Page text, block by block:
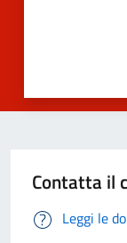
Contatta il
Leggi le